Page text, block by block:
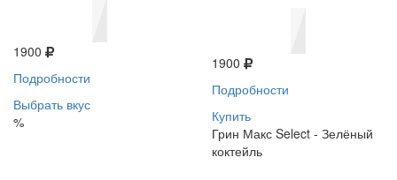
1900
Подробности
Выбрать вкус
%
1900
Подробности
Купить
Грин Макс Select - Зелёный
коктейль